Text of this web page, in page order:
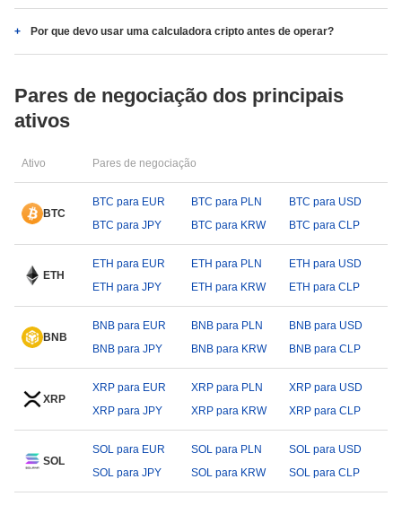
Por que devo usar uma calculadora cripto antes de operar?
Pares de negociação dos principais
ativos
Ativo Pares de negociação
BTC
BTC para EUR BTC para PLN
BTC para USD
BTC para JPY
BTC para KRW BTC para CLP
ETH
ETH para EUR ETH para PLN
ETH para USD
ETH para JPY
ETH para KRW ETH para CLP
BNB
BNB para EUR BNB para PLN
BNB para USD
BNB para JPY
BNB para KRW BNB para CLP
XRP
XRP para EUR XRP para PLN
XRP para USD
XRP para JPY
XRP para KRW XRP para CLP
SOL
SOL para EUR SOL para PLN
SOL para USD
SOL para JPY
SOL para KRW SOL para CLP